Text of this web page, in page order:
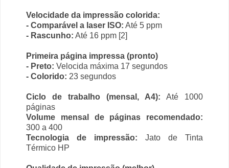
Velocidade da impressão colorida:
- Comparável a laser ISO: Até 5 ppm
- Rascunho: Até 16 ppm [2]
Primeira página impressa (pronto)
- Preto: Velocida máxima 17 segundos
- Colorido: 23 segundos
Ciclo de trabalho (mensal, A4): Até 1000
páginas
Volume mensal de páginas recomendado:
300 a 400
Tecnologia de impressão: Jato de Tinta
Térmico HP